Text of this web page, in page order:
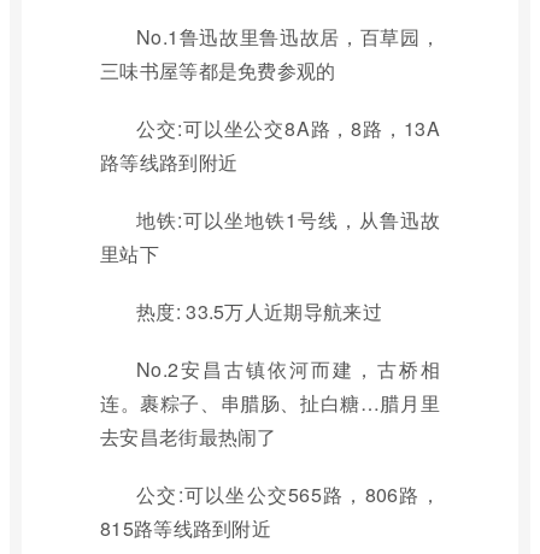
No.1鲁迅故里鲁迅故居，百草园，
三味书屋等都是免费参观的
公交:可以坐公交8A路，8路，13A
路等线路到附近
地铁:可以坐地铁1号线，从鲁迅故
里站下
热度: 33.5万人近期导航来过
No.2安昌古镇依河而建，古桥相
连。裹粽子、串腊肠、扯白糖…腊月里
去安昌老街最热闹了
公交:可以坐公交565路，806路，
815路等线路到附近